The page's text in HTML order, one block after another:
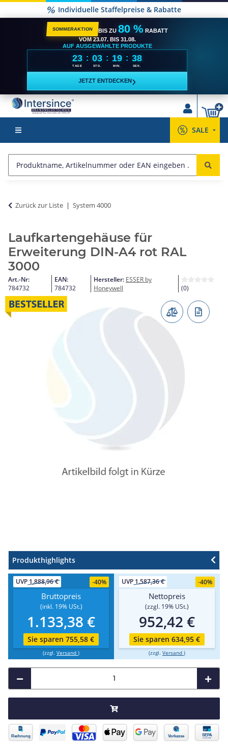
Individuelle Staffelpreise & Rabatte
SOMMERAKTION BIS ZU 80 % RABATT
VOM 23.07. BIS 31.08.
AUF AUSGEWÄHLTE PRODUKTE
23
TAGE
: 03
STD.
: 19
MIN.
: 37
SEK.
JETZT ENTDECKEN ›
SALE
Zurück zur Liste System 4000
Laufkartengehäuse für
Erweiterung DIN-A4 rot RAL
3000
Art.-Nr:
784732
EAN:
784732
Hersteller: ESSER by
Honeywell
(0)
Produkthighlights
UVP 1,888,96 € -40%
Bruttopreis
(inkl. 19% USt.)
1.133,38 €
Sie sparen 755,58 €
(zzgl. Versand )
UVP 1.587,36 € -40%
Nettopreis
(zzgl. 19% USt.)
952,42 €
Sie sparen 634,95 €
(zzgl. Versand )